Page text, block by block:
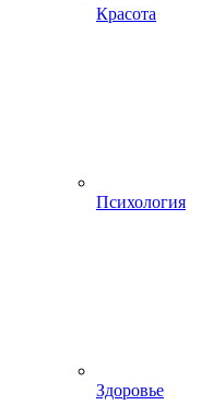
Красота
Психология
Здоровье